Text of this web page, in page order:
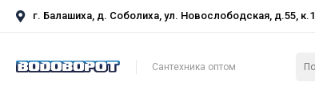
г. Балашиха, д. Соболиха, ул. Новослободская, д.55, к.1
Сантехника оптом